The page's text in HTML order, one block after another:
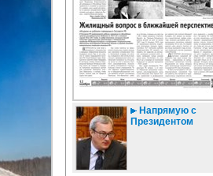
Напрямую с
Президентом